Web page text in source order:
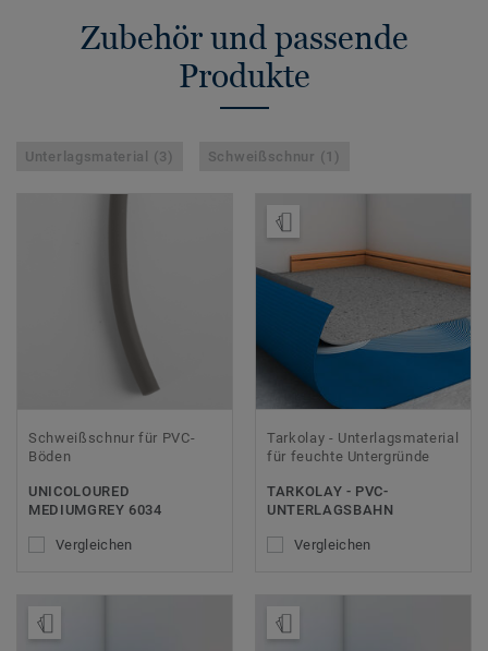
Zubehör und passende
Produkte
Unterlagsmaterial (3) Schweißschnur (1)
Schweißschnur für PVC-
Böden
UNICOLOURED
MEDIUMGREY 6034
Vergleichen
Tarkolay - Unterlagsmaterial
für feuchte Untergründe
TARKOLAY - PVC-
UNTERLAGSBAHN
Vergleichen